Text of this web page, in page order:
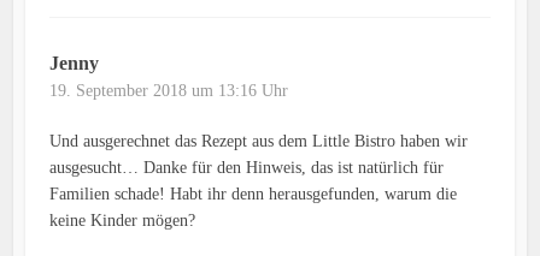
Jenny
19. September 2018 um 13:16 Uhr
Und ausgerechnet das Rezept aus dem Little Bistro haben wir
ausgesucht… Danke für den Hinweis, das ist natürlich für
Familien schade! Habt ihr denn herausgefunden, warum die
keine Kinder mögen?